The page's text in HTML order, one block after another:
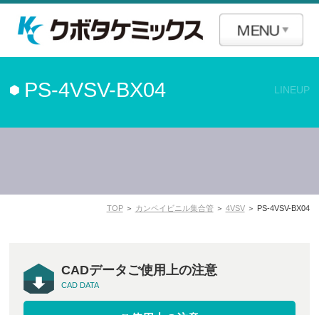
PS-4VSV-BX04 LINEUP
TOP＞ カンペイビニル集合管＞ 4VSV＞ PS-4VSV-BX04
CADデータご使用上の注意
CAD DATA